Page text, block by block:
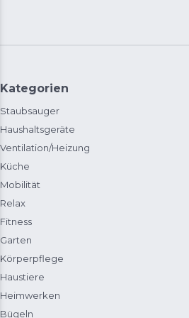
Kategorien
Staubsauger
Haushaltsgeräte
Ventilation/Heizung
Küche
Mobilität
Relax
Fitness
Garten
Körperpflege
Haustiere
Heimwerken
Bügeln